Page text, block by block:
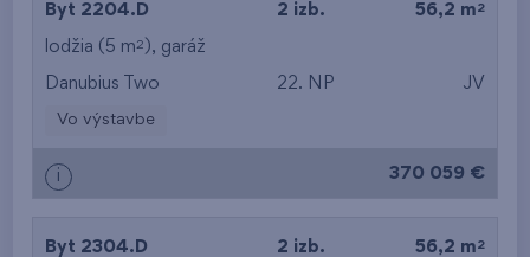
Byt 2204.D 2 izb. 56,2 m 2
lodžia (5 m2 ), garáž
Danubius Two 22. NP JV
Vo výstavbe
i 370 059 €
Byt 2304.D 2 izb. 56,2 m 2